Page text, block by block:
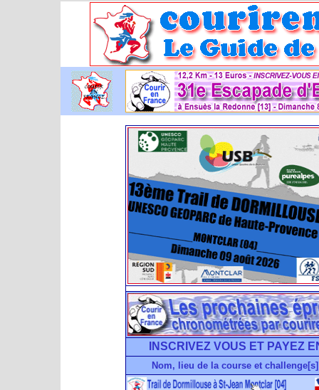
INSCRIVEZ VOUS ET PAYEZ
Nom, lieu de la course et challenge[s]